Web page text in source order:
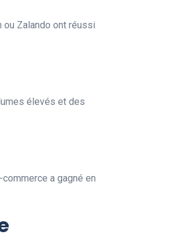
Zalando ont réussi
élevés et des
a gagné en